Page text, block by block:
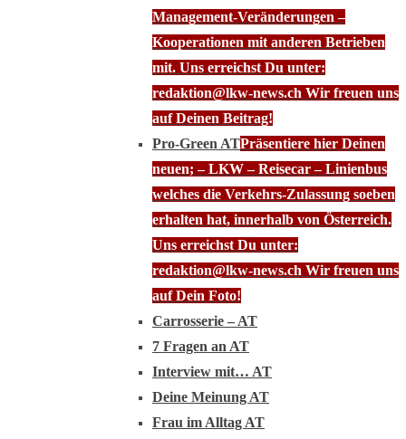
Management-Veränderungen –
Kooperationen mit anderen Betrieben
mit. Uns erreichst Du unter:
redaktion@lkw-news.ch Wir freuen uns
auf Deinen Beitrag!
Pro-Green ATPräsentiere hier Deinen
neuen; – LKW – Reisecar – Linienbus
welches die Verkehrs-Zulassung soeben
erhalten hat, innerhalb von Österreich.
Uns erreichst Du unter:
redaktion@lkw-news.ch Wir freuen uns
auf Dein Foto!
Carrosserie – AT
7 Fragen an AT
Interview mit… AT
Deine Meinung AT
Frau im Alltag AT